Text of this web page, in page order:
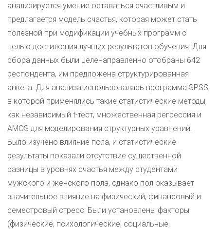
анализируется умение оставаться счастливым и
предлагается модель счастья, которая может стать
полезной при модификации учебных программ с
целью достижения лучших результатов обучения. Для
сбора данных были целенаправленно отобраны 642
респондента, им предложена структурированная
анкета. Для анализа использовалась программа SPSS,
в которой применялись такие статистические методы,
как независимый t-тест, множественная регрессия и
AMOS для моделирования структурных уравнений.
Было изучено влияние пола, и статистические
результаты показали отсутствие существенной
разницы в уровнях счастья между студентами
мужского и женского пола, однако пол оказывает
значительное влияние на физический, финансовый и
семестровый стресс. Были установлены факторы
(физические, психологические, социальные,